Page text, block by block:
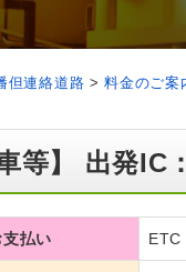
但連絡道路 >料金のご案
車等】 出発
払い ETC